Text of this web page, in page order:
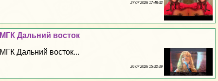
27 07 2026 17:48:32
МГК Дальний восток
МГК Дальний восток...
26 07 2026 15:32:39